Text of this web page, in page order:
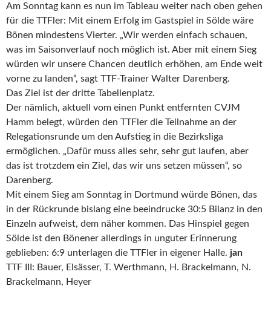
Am Sonntag kann es nun im Tableau weiter nach oben gehen
für die TTFler: Mit einem Erfolg im Gastspiel in Sölde wäre
Bönen mindestens Vierter. „Wir werden einfach schauen,
was im Saisonverlauf noch möglich ist. Aber mit einem Sieg
würden wir unsere Chancen deutlich erhöhen, am Ende weit
vorne zu landen“, sagt TTF-Trainer Walter Darenberg.
Das Ziel ist der dritte Tabellenplatz.
Der nämlich, aktuell vom einen Punkt entfernten CVJM
Hamm belegt, würden den TTFler die Teilnahme an der
Relegationsrunde um den Aufstieg in die Bezirksliga
ermöglichen. „Dafür muss alles sehr, sehr gut laufen, aber
das ist trotzdem ein Ziel, das wir uns setzen müssen“, so
Darenberg.
Mit einem Sieg am Sonntag in Dortmund würde Bönen, das
in der Rückrunde bislang eine beeindrucke 30:5 Bilanz in den
Einzeln aufweist, dem näher kommen. Das Hinspiel gegen
Sölde ist den Bönener allerdings in unguter Erinnerung
geblieben: 6:9 unterlagen die TTFler in eigener Halle. jan
TTF III: Bauer, Elsässer, T. Werthmann, H. Brackelmann, N.
Brackelmann, Heyer